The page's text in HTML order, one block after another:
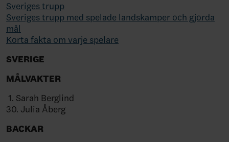
Sveriges trupp
Sveriges trupp med spelade landskamper och gjorda
mål
Korta fakta om varje spelare
SVERIGE
MÅLVAKTER
1. Sarah Berglind
30. Julia Åberg
BACKAR